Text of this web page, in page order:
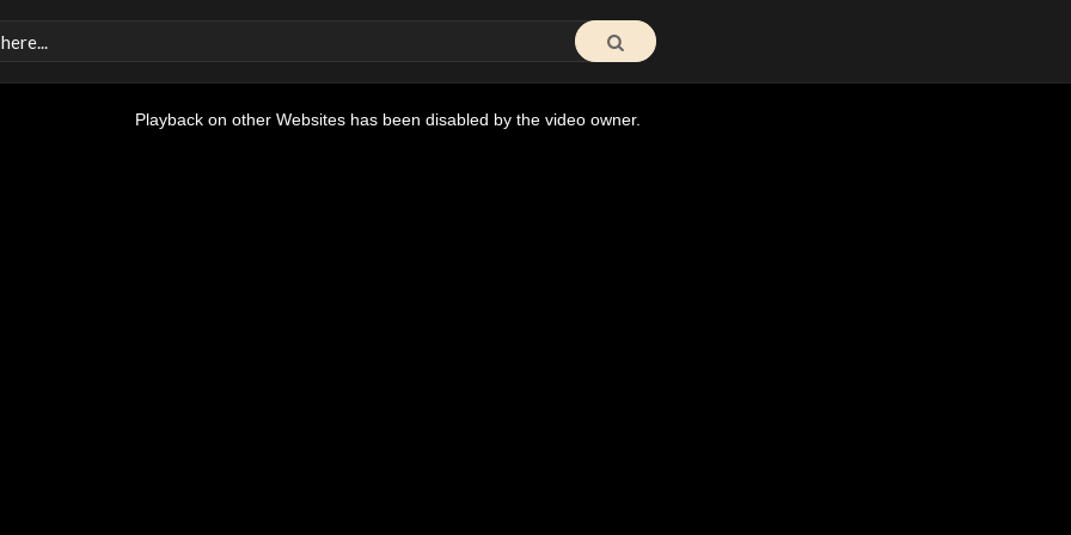
Playback on other Websites has been disabled by the video owner.